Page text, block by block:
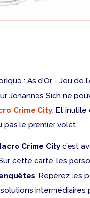
: As d’Or - Jeu
Johannes Sich ne
Crime City. Et inutile
pas le premier volet.
Crime City c’est
cette carte, les
. Repérez les